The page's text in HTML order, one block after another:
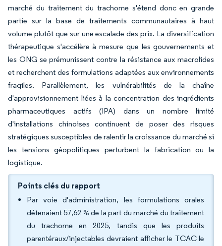
marché du traitement du trachome s'étend donc en grande
partie sur la base de traitements communautaires à haut
volume plutôt que sur une escalade des prix. La diversification
thérapeutique s'accélère à mesure que les gouvernements et
les ONG se prémunissent contre la résistance aux macrolides
et recherchent des formulations adaptées aux environnements
fragiles. Parallèlement, les vulnérabilités de la chaîne
d'approvisionnement liées à la concentration des ingrédients
pharmaceutiques actifs (IPA) dans un nombre limité
d'installations chinoises continuent de poser des risques
stratégiques susceptibles de ralentir la croissance du marché si
les tensions géopolitiques perturbent la fabrication ou la
logistique.
Points clés du rapport
Par voie d'administration, les formulations orales
détenaient 57,62 % de la part du marché du traitement
du trachome en 2025, tandis que les produits
parentéraux/injectables devraient afficher le TCAC le